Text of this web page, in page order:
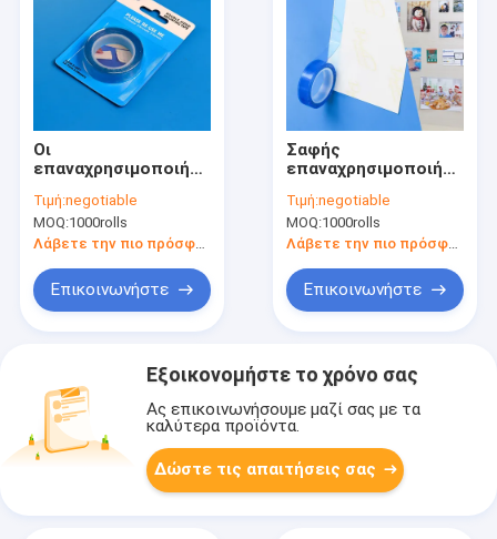
Οι
επαναχρησιμοποιήσιμοι
μικροί ρόλοι ταινιών
πηκτωμάτων
εύκολος--φέρνουν
της Washable
Double-sided ταινίας
Τιμή:negotiable
MOQ:1000rolls
Λάβετε την πιο πρόσφατη τιμή
Επικοινωνήστε
Σαφής
επαναχρησιμοποιήσιμη
ταινιών ταινία ρόλων
μη-χαρακτηρισμού
Washable για τη
Τιμή:negotiable
MOQ:1000rolls
Λάβετε την πιο πρόσφατη τιμή
Επικοινωνήστε
Εξοικονομήστε το χρόνο σας
Ας επικοινωνήσουμε μαζί σας με τα
καλύτερα προϊόντα.
Δώστε τις απαιτήσεις σας